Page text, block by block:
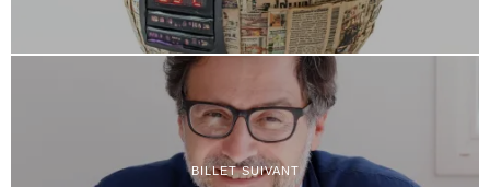
BILLET SUIVANT